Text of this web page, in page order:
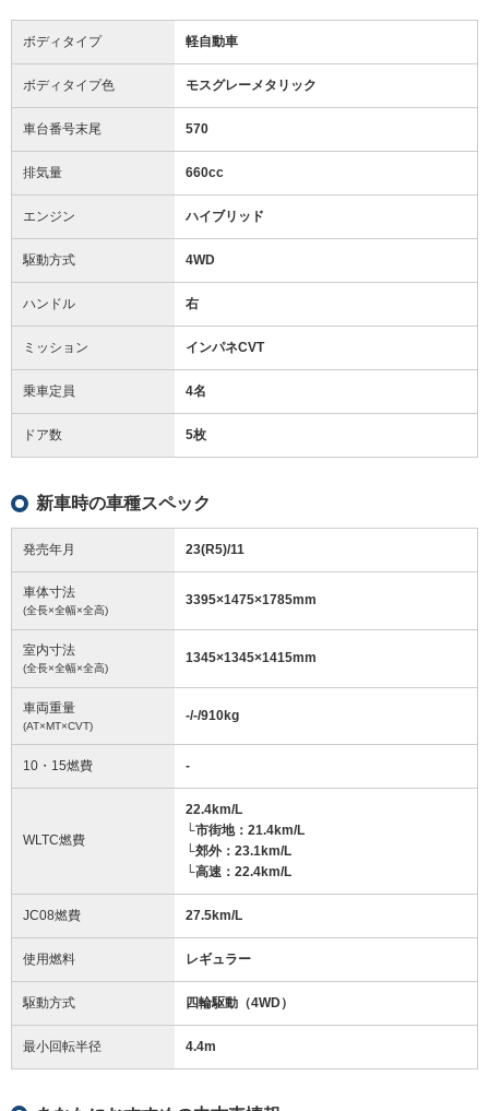
ボディタイプ 軽自動車
ボディタイプ色 モスグレーメタリック
車台番号末尾 570
排気量 660cc
エンジン ハイブリッド
駆動方式 4WD
ハンドル 右
ミッション インパネCVT
乗車定員 4名
ドア数 5枚
新車時の車種スペック
発売年月 23(R5)/11
車体寸法
(全長×全幅×全高)
3395×1475×1785mm
室内寸法
(全長×全幅×全高)
1345×1345×1415mm
車両重量
(AT×MT×CVT)
-/-/910kg
10・15燃費 -
WLTC燃費
22.4km/L
└市街地：21.4km/L
└郊外：23.1km/L
└高速：22.4km/L
JC08燃費 27.5km/L
使用燃料 レギュラー
駆動方式 四輪駆動（4WD）
最小回転半径 4.4m